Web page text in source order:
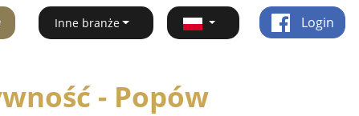
Inne branże Login
- Popów